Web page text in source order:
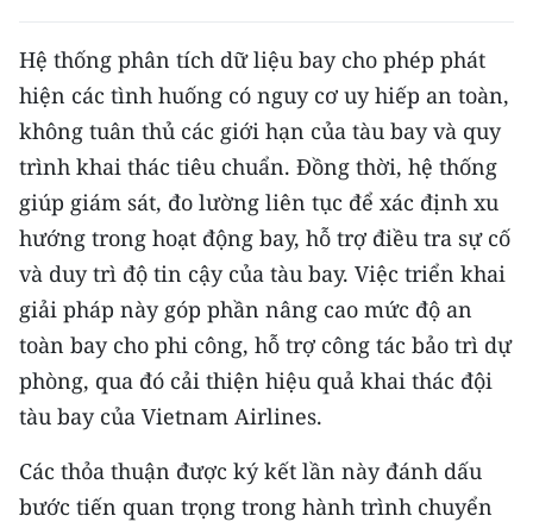
Hệ thống phân tích dữ liệu bay cho phép phát
hiện các tình huống có nguy cơ uy hiếp an toàn,
không tuân thủ các giới hạn của tàu bay và quy
trình khai thác tiêu chuẩn. Đồng thời, hệ thống
giúp giám sát, đo lường liên tục để xác định xu
hướng trong hoạt động bay, hỗ trợ điều tra sự cố
và duy trì độ tin cậy của tàu bay. Việc triển khai
giải pháp này góp phần nâng cao mức độ an
toàn bay cho phi công, hỗ trợ công tác bảo trì dự
phòng, qua đó cải thiện hiệu quả khai thác đội
tàu bay của Vietnam Airlines.
Các thỏa thuận được ký kết lần này đánh dấu
bước tiến quan trọng trong hành trình chuyển